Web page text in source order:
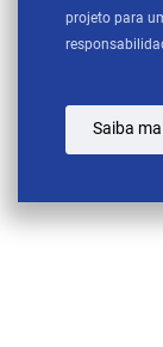
projeto para
Saiba